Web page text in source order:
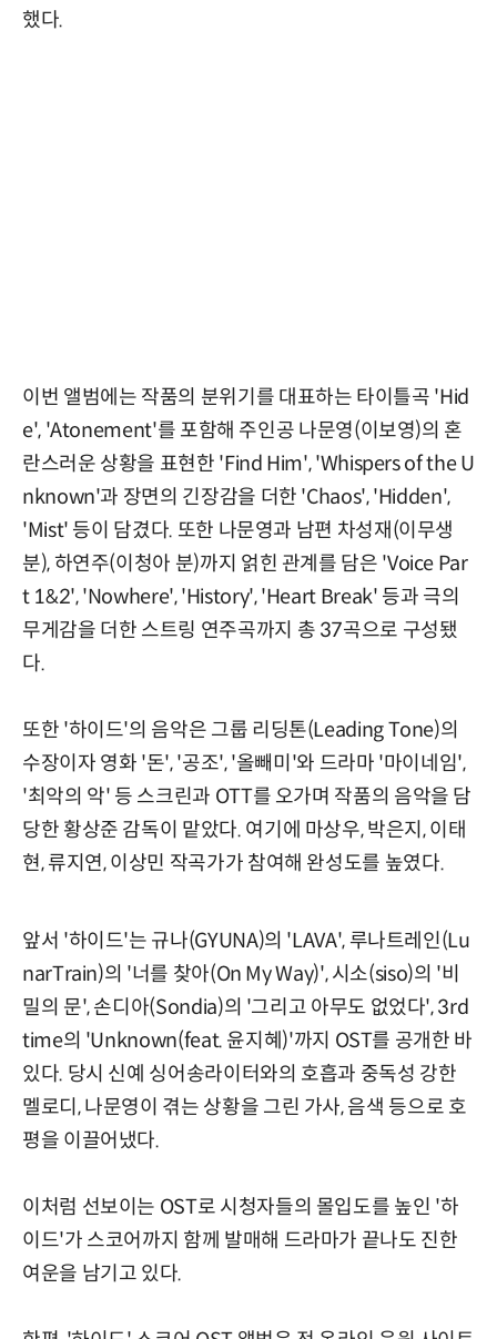
했다.
이번 앨범에는 작품의 분위기를 대표하는 타이틀곡 'Hid
e', 'Atonement'를 포함해 주인공 나문영(이보영)의 혼
란스러운 상황을 표현한 'Find Him', 'Whispers of the U
nknown'과 장면의 긴장감을 더한 'Chaos', 'Hidden',
'Mist' 등이 담겼다. 또한 나문영과 남편 차성재(이무생
분), 하연주(이청아 분)까지 얽힌 관계를 담은 'Voice Par
t 1&2', 'Nowhere', 'History', 'Heart Break' 등과 극의
무게감을 더한 스트링 연주곡까지 총 37곡으로 구성됐
다.
또한 '하이드'의 음악은 그룹 리딩톤(Leading Tone)의
수장이자 영화 '돈', '공조', '올빼미'와 드라마 '마이네임',
'최악의 악' 등 스크린과 OTT를 오가며 작품의 음악을 담
당한 황상준 감독이 맡았다. 여기에 마상우, 박은지, 이태
현, 류지연, 이상민 작곡가가 참여해 완성도를 높였다.
앞서 '하이드'는 규나(GYUNA)의 'LAVA', 루나트레인(Lu
narTrain)의 '너를 찾아(On My Way)', 시소(siso)의 '비
밀의 문', 손디아(Sondia)의 '그리고 아무도 없었다', 3rd
time의 'Unknown(feat. 윤지혜)'까지 OST를 공개한 바
있다. 당시 신예 싱어송라이터와의 호흡과 중독성 강한
멜로디, 나문영이 겪는 상황을 그린 가사, 음색 등으로 호
평을 이끌어냈다.
이처럼 선보이는 OST로 시청자들의 몰입도를 높인 '하
이드'가 스코어까지 함께 발매해 드라마가 끝나도 진한
여운을 남기고 있다.